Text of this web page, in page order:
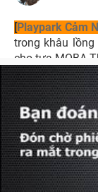
[Playpark Cảm
trong khâu
cho tựa MOBA